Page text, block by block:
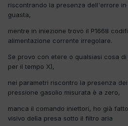
riscontrando la presenza dell'errore in
guasta,
mentre in iniezione trovo il P1668
alimentazione corrente irregolare.
Se provo con etere o qualsiasi cosa
per il tempo X),
nei parametri riscontro la presenza
pressione gasolio misurata è a zero,
manca il comando iniettori, ho già
visivo della presa sotto il filtro aria